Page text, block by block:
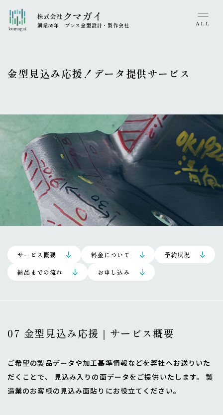
創業55年 プレス金型設計・製作会社
サービス申し込みフォーム
企業理念・沿革・代表あいさつ
SDGs
SDGs
〒508-0011 岐阜県中津川市駒場1666-2917 TEL 0573-66-1759
/ FAX0573-65-3092
© KUMAGAI.
ALL
金型見込み応援！データ提供サービス
サービス概要 料金について 予約状況
納品までの流れ お申し込み
07 金型見込み応援｜サービス概要
ご希望の製品データや加工基準情報などを弊社へお送りいた
だくことで、 見込み入りの面データをご提供いたします。 製
造業のお客様の見込み面貼りにお役立てください。